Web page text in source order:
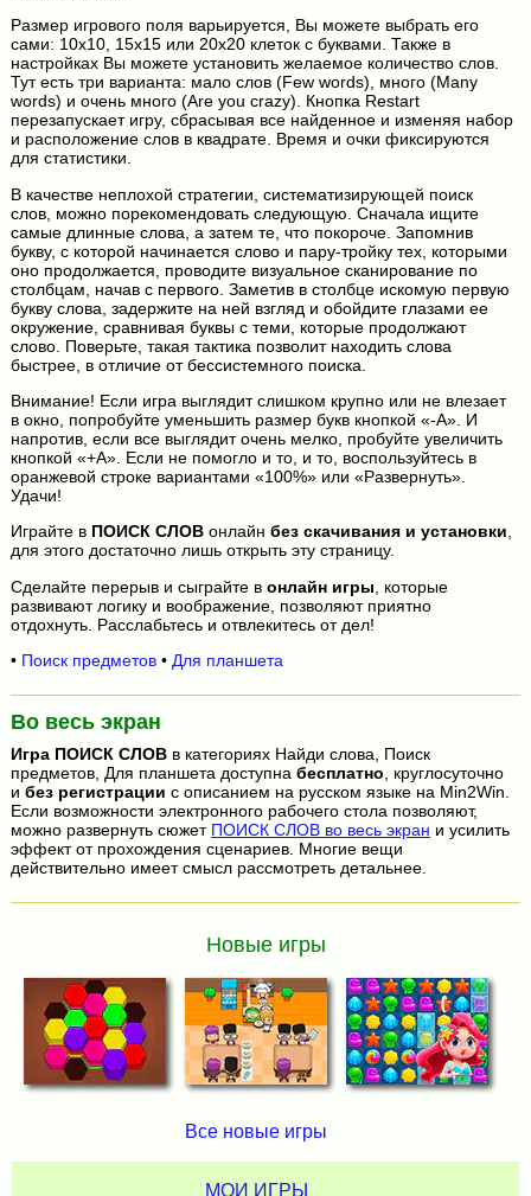
Размер игрового поля варьируется, Вы можете выбрать его
сами: 10х10, 15х15 или 20х20 клеток с буквами. Также в
настройках Вы можете установить желаемое количество слов.
Тут есть три варианта: мало слов (Few words), много (Many
words) и очень много (Are you crazy). Кнопка Restart
перезапускает игру, сбрасывая все найденное и изменяя набор
и расположение слов в квадрате. Время и очки фиксируются
для статистики.
В качестве неплохой стратегии, систематизирующей поиск
слов, можно порекомендовать следующую. Сначала ищите
самые длинные слова, а затем те, что покороче. Запомнив
букву, с которой начинается слово и пару-тройку тех, которыми
оно продолжается, проводите визуальное сканирование по
столбцам, начав с первого. Заметив в столбце искомую первую
букву слова, задержите на ней взгляд и обойдите глазами ее
окружение, сравнивая буквы с теми, которые продолжают
слово. Поверьте, такая тактика позволит находить слова
быстрее, в отличие от бессистемного поиска.
Внимание! Если игра выглядит слишком крупно или не влезает
в окно, попробуйте уменьшить размер букв кнопкой «-A». И
напротив, если все выглядит очень мелко, пробуйте увеличить
кнопкой «+A». Если не помогло и то, и то, воспользуйтесь в
оранжевой строке вариантами «100%» или «Развернуть».
Удачи!
Играйте в ПОИСК СЛОВонлайн без скачивания и установки,
для этого достаточно лишь открыть эту страницу.
Сделайте перерыв и сыграйте в онлайн игры , которые
развивают логику и воображение, позволяют приятно
отдохнуть. Расслабьтесь и отвлекитесь от дел!
• Поиск предметов• Для планшета
Во весь экран
Игра ПОИСК СЛОВв категориях Найди слова, Поиск
предметов, Для планшета доступна бесплатно, круглосуточно
и без регистрации с описанием на русском языке на Min2Win.
Если возможности электронного рабочего стола позволяют,
можно развернуть сюжет ПОИСК СЛОВ во весь экран и усилить
эффект от прохождения сценариев. Многие вещи
действительно имеет смысл рассмотреть детальнее.
Новые игры
Все новые игры
МОИ ИГРЫ